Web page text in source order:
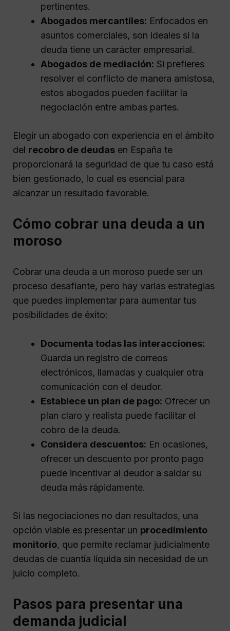
pertinentes.
Abogados mercantiles: Enfocados en
asuntos comerciales, son ideales si la
deuda tiene un carácter empresarial.
Abogados de mediación: Si prefieres
resolver el conflicto de manera amistosa,
estos abogados pueden facilitar la
negociación entre ambas partes.
Elegir un abogado con experiencia en el ámbito
del recobro de deudas en España te
proporcionará la seguridad de que tu caso está
bien gestionado, lo cual es esencial para
alcanzar un resultado favorable.
Cómo cobrar una deuda a un
moroso
Cobrar una deuda a un moroso puede ser un
proceso desafiante, pero hay varias estrategias
que puedes implementar para aumentar tus
posibilidades de éxito:
Documenta todas las interacciones:
Guarda un registro de correos
electrónicos, llamadas y cualquier otra
comunicación con el deudor.
Establece un plan de pago: Ofrecer un
plan claro y realista puede facilitar el
cobro de la deuda.
Considera descuentos: En ocasiones,
ofrecer un descuento por pronto pago
puede incentivar al deudor a saldar su
deuda más rápidamente.
Si las negociaciones no dan resultados, una
opción viable es presentar un procedimiento
monitorio, que permite reclamar judicialmente
deudas de cuantía líquida sin necesidad de un
juicio completo.
Pasos para presentar una
demanda judicial